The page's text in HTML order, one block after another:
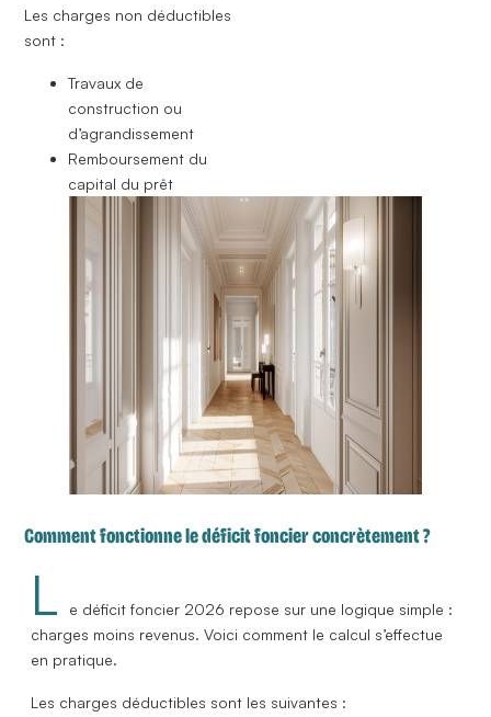
Les charges non déductibles
sont :
Travaux de
construction ou
d’agrandissement
Remboursement du
capital du prêt
Comment fonctionne le déficit foncier concrètement ?
L
e déficit foncier 2026 repose sur une logique simple :
charges moins revenus. Voici comment le calcul s’effectue
en pratique.
Les charges déductibles sont les suivantes :